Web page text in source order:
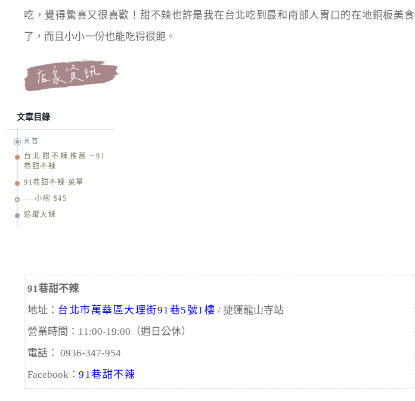
吃，覺得驚喜又很喜歡！甜不辣也許是我在台北吃到最和南部人胃口的在地銅板美食
了，而且小小一份也能吃得很飽。
91巷甜不辣
地址： 台北市萬華區大理街91巷5號1樓 / 捷運龍山寺站
營業時間：11:00-19:00（週日公休）
電話： 0936-347-954
Facebook： 91巷甜不辣
文章目錄
頁首
台北甜不辣推薦－91
巷甜不辣
91巷甜不辣 菜單
小碗 $45
追蹤大妹